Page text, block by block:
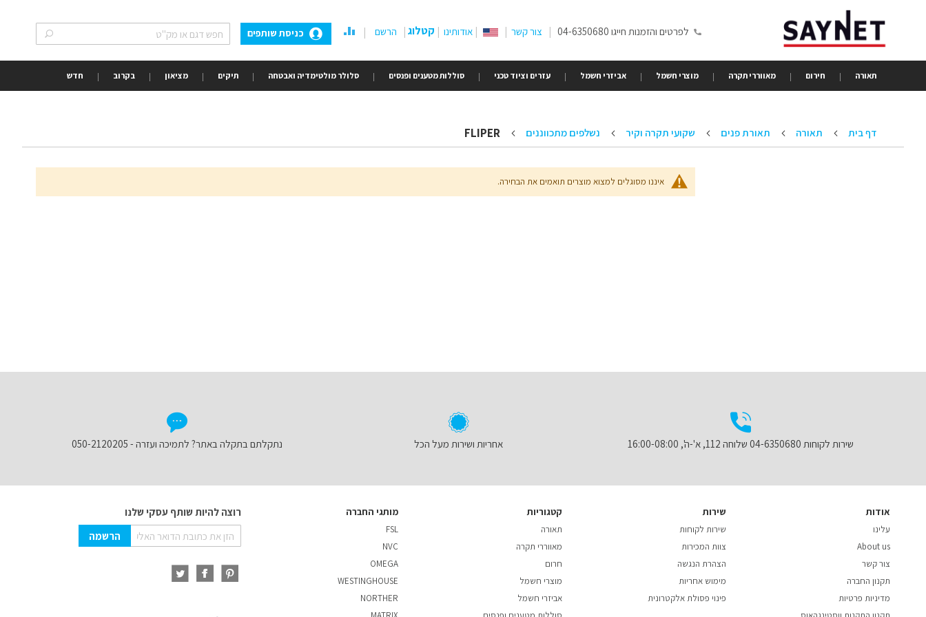
to
Content
לפרטים והזמנות חייגו 04-6350680 צור קשר אודותינו קטלוג
הרשם
חפש
כניסת שותפים
תאורה חירום מאווררי תקרה מוצרי חשמל אביזרי חשמל עזרים וציוד טכני סוללות מטענים ופנסים סלולר מולטימדיה ואבטחה תיקים מציאון בקרוב חדש
דף בית תאורה תאורת פנים שקועי תקרה וקיר נשלפים מתכווננים FLIPER
איננו מסוגלים למצוא מוצרים תואמים את הבחירה.
נתקלתם בתקלה באתר? לתמיכה ועזרה - 050-2120205 אחריות ושירות מעל הכל שירות לקוחות 04-6350680 שלוחה 112, א'-ה', 16:00-08:00
אודות
עלינו
About us
צור קשר
תקנון החברה
מדיניות פרטיות
שירות
שירות לקוחות
צוות המכירות
הצהרת הנגשה
מימוש אחריות
פינוי פסולת אלקטרונית
קטגוריות
תאורה
מאווררי תקרה
חרום
מוצרי חשמל
אביזרי חשמל
מותגי החברה
FSL
NVC
OMEGA
WESTINGHOUSE
NORTHER
רוצה להיות שותף עסקי שלנו
Sign
Up
Our
הרשמה